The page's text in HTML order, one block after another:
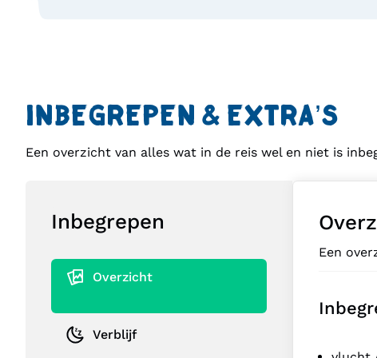
INBEGREPEN & EXTRA’S
Een overzicht van alles wat in de reis wel en niet is
Inbegrepen
Overzicht
Verblijf
Een